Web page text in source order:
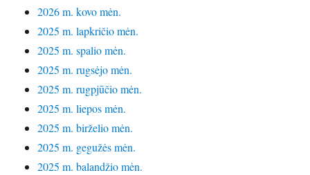
2026 m. kovo mėn.
2025 m. lapkričio mėn.
2025 m. spalio mėn.
2025 m. rugsėjo mėn.
2025 m. rugpjūčio mėn.
2025 m. liepos mėn.
2025 m. birželio mėn.
2025 m. gegužės mėn.
2025 m. balandžio mėn.